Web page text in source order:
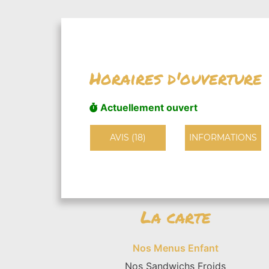
Horaires d'ouverture
Actuellement ouvert
AVIS (18) INFORMATIONS
La carte
Nos Menus Enfant
Nos Sandwichs Froids